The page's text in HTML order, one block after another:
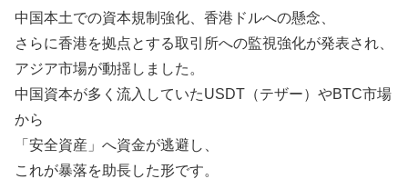
中国本土での資本規制強化、香港ドルへの懸念、
さらに香港を拠点とする取引所への監視強化が発表され、
アジア市場が動揺しました。
中国資本が多く流入していたUSDT（テザー）やBTC市場
から
「安全資産」へ資金が逃避し、
これが暴落を助長した形です。